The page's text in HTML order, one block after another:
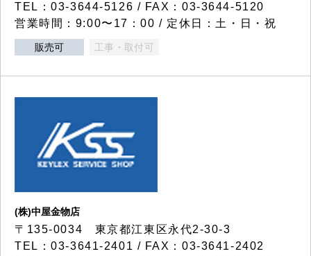
TEL：03-3644-5126 / FAX：03-3644-5120
営業時間：9:00〜17：00 / 定休日：土・日・祝
販売可 工事・取付可
(株)中屋金物店
〒135-0034 東京都江東区永代2-30-3
TEL：03-3641-2401 / FAX：03-3641-2402